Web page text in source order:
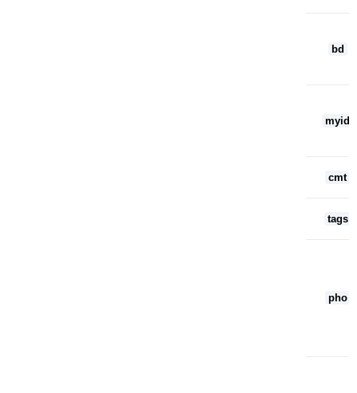
bd
myid
cmt
tags
pho